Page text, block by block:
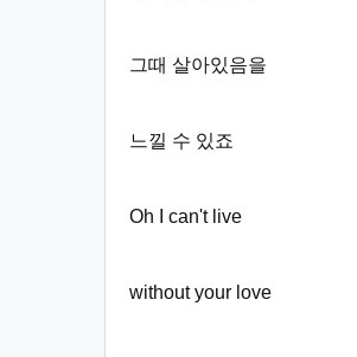
그때 살아있음을
느낄 수 있죠
Oh I can't live
without your love